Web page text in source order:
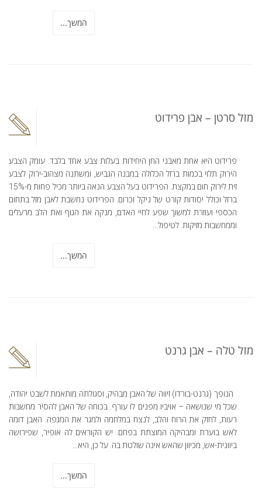
המשך...
מזל סרטן – אבן פרידוט
פרידוט היא אחת מאבני החן היחידות בעלות צבע אחד בלבד. עומק הצבע
הירוק תלוי בכמות ברזל הכלולה במבנה הגביש, ומשתנה מצהוב-ירוק לצבע
זית לירוק חום במקצת. הפרידוט בעל הצבע הנאה ביותר מכיל פחות מ-15%
ברזל וכולל יסודות קורט של ניקל וכרום. הפרידוט נחשבת לאבן מזל בתחום
הכספי ועוזרת למשוך שפע לחיי האדם, מנקה את הגוף ואת הלב מרעלים
וממחשבות מזיקות. לטיפול...
המשך...
מזל טלה – אבן גרנט
הנופך (גרנט-בורדו) זיווה של האבן מבהיק, וסגולתה מותאמת לשבט יהודה,
שכל מי שנושאה – אויביו מפנים לו עורף. בכוחה של האבן להסיר מחשבות
רעות, לחזק את הרוח והלב, לנצח במלחמה ולמגר את המגפה. האבן דומה
לאש בוערת ומבהיקה המוצתת בפחם. יש הקוראים לה אופיר, שפירושה
ביוונית-אש, מכיוון שהאש אינה שולטת בה. על כן, היא...
המשך...